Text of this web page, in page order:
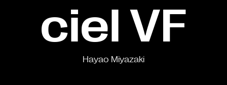
ciel VF
Hayao Miyazaki